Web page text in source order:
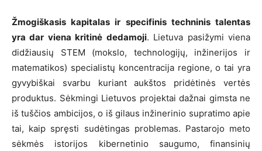
Žmogiškasis kapitalas ir specifinis techninis talentas
yra dar viena kritinė dedamoji. Lietuva pasižymi viena
didžiausių STEM (mokslo, technologijų, inžinerijos ir
matematikos) specialistų koncentracija regione, o tai yra
gyvybiškai svarbu kuriant aukštos pridėtinės vertės
produktus. Sėkmingi Lietuvos projektai dažnai gimsta ne
iš tuščios ambicijos, o iš gilaus inžinerinio supratimo apie
tai, kaip spręsti sudėtingas problemas. Pastarojo meto
sėkmės istorijos kibernetinio saugumo, finansinių